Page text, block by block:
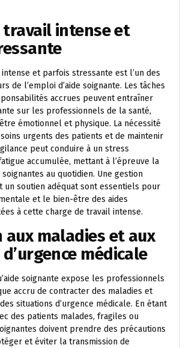
travail intense et
et parfois stressante est l’un des
de l’emploi d’aide soignante. Les tâches
accrues peuvent entraîner
sur les professionnels de la santé,
émotionnel et physique. La nécessité
urgents des patients et de maintenir
peut conduire à un stress
accumulée, mettant à l’épreuve la
au quotidien. Une gestion
un soutien adéquat sont essentiels pour
et le bien-être des aides
à cette charge de travail intense.
aux maladies et aux
médicale
soignante expose les professionnels
accru de contracter des maladies et
situations d’urgence médicale. En étant
des patients malades, fragiles ou
doivent prendre des précautions
et éviter la transmission de